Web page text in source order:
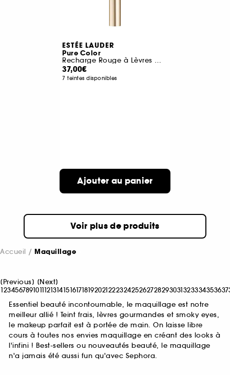
ESTÉE LAUDER
Pure Color
Recharge Rouge à Lèvres mat
37,00€
7 teintes disponibles
Ajouter au panier
Voir plus de produits
Accueil Maquillage
[Previous] [Next]
12345678910111213141516171819202122232425262728293031323334353637
Essentiel beauté incontournable, le maquillage est notre
meilleur allié ! Teint frais, lèvres gourmandes et smoky eyes,
le makeup parfait est à portée de main. On laisse libre
cours à toutes nos envies maquillage en créant des looks à
l'infini ! Best-sellers ou nouveautés beauté, le maquillage
n'a jamais été aussi fun qu'avec Sephora.